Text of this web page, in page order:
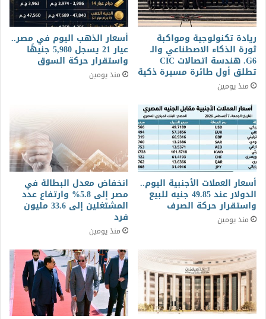
ريادة تكنولوجية ومواكبة
ثورة الذكاء الاصطناعي والـ
G6. هندسة اتصالات CIC
تطلق أول طائرة مسيرة ذكية
منذ يومين
أسعار الذهب اليوم في مصر..
عيار 21 يسجل 5,980 جنيهًا
واستقرار حركة السوق
منذ يومين
أسعار العملات الأجنبية اليوم..
الدولار عند 49.85 جنيه للبيع
واستقرار حركة الصرف
منذ يومين
انخفاض معدل البطالة في
مصر إلى 5.8% وارتفاع عدد
المشتغلين إلى 33.6 مليون
فرد
منذ يومين